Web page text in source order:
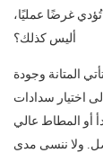
غرضًا عمليًا،
أليس كذلك؟
المتانة وجودة
اختيار سدادات
أو المطاط عالي
ولا ننسى مدى